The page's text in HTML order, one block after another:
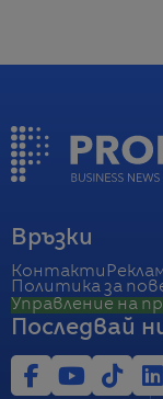
Връзки
Контакти
Политика за
Управление на
Последвай